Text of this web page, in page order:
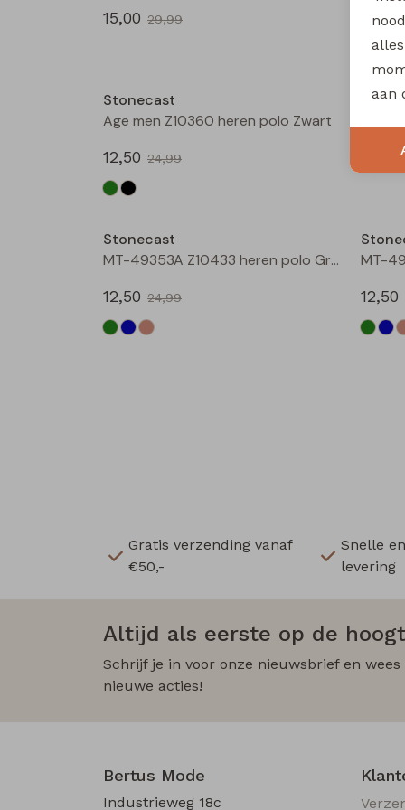
15,00 29,99
17,50
Stonecast
Age men Z10360 heren polo Zwart
12,50 24,99
Stonecast
MT-49353A Z10433 heren polo Groen donker
12,50 24,99
12,50
Gratis verzending vanaf
€50,-
Snelle
levering
Altijd als eerste op de
Schrijf je in voor onze nieuwsbrief en
nieuwe acties!
Bertus Mode
Industrieweg 18c
aan